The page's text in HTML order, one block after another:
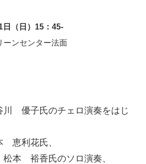
日（日）15：45-
ーンセンター法面
川 優子氏のチェロ演奏をはじ
恵利花氏、
本 裕香氏のソロ演奏、